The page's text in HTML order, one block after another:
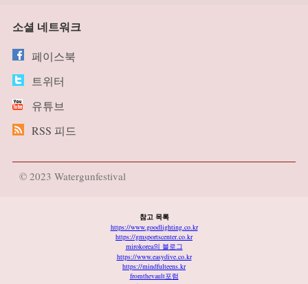
소셜 네트워크
페이스북
트위터
유튜브
RSS 피드
© 2023 Watergunfestival
참고 목록
https://www.goodlighting.co.kr
https://gmsportscenter.co.kr
mirokorea의 블로그
https://www.easydive.co.kr
https://mindfulteens.kr
fromthevault포럼